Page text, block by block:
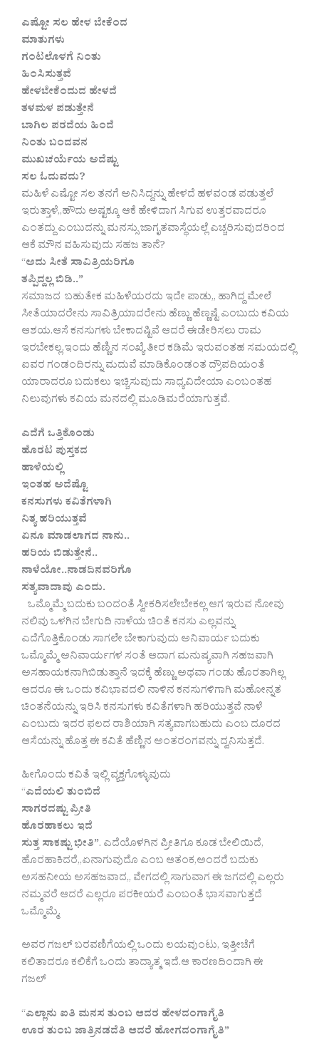
ಎಷ್ಟೋ ಸಲ ಹೇಳ ಬೇಕೆಂದ
ಮಾತುಗಳು
ಗಂಟಲೊಳಗೆ ನಿಂತು
ಹಿಂಸಿಸುತ್ತವೆ
ಹೇಳಬೇಕೆಂದುದ ಹೇಳದೆ
ತಳಮಳ ಪಡುತ್ತೇನೆ
ಬಾಗಿಲ ಪರದೆಯ ಹಿಂದೆ
ನಿಂತು ಬಂದವನ‌
ಮುಖಚರ್ಯೆಯ ಅದೆಷ್ಟು
ಸಲ ಓದುವದು?
ಮಹಿಳೆ ಎಷ್ಟೋ ಸಲ ತನಗೆ ಅನಿಸಿದ್ದನ್ನು ಹೇಳದೆ ಹಳವಂಡ ಪಡುತ್ತಲೆ
ಇರುತ್ತಾಳೆ,,ಹೌದು ಅಷ್ಟಕ್ಕೂ ಆಕೆ ಹೇಳಿದಾಗ ಸಿಗುವ ಉತ್ತರವಾದರೂ
ಎಂತದ್ದು ಎಂಬುದನ್ನು ಮನಸ್ಸು ಜಾಗೃತವಾಸ್ಥೆಯಲ್ಲೆ ಎಚ್ಚರಿಸುವುದರಿಂದ
ಆಕೆ ಮೌನ ವಹಿಸುವುದು ಸಹಜ ತಾನೆ?
“ಅದು ಸೀತೆ ಸಾವಿತ್ರಿಯರಿಗೂ
ತಪ್ಪಿದ್ದಲ್ಲ ಬಿಡಿ..”
ಸಮಾಜದ ಬಹುತೇಕ ಮಹಿಳೆಯರದು ಇದೇ ಪಾಡು,, ಹಾಗಿದ್ದ ಮೇಲೆ
ಸೀತೆಯಾದರೇನು ಸಾವಿತ್ರಿಯಾದರೇನು ಹೆಣ್ಣು ಹೆಣ್ಣಷ್ಟೆ ಎಂಬುದು ಕವಿಯ
ಆಶಯ.ಆಸೆ ಕನಸುಗಳು ಬೇಕಾದಷ್ಟಿವೆ ಆದರೆ ಈಡೇರಿಸಲು ರಾಮ
ಇರಬೇಕಲ್ಲ.ಇಂದು ಹೆಣ್ಣಿನ ಸಂಖ್ಯೆ ತೀರ ಕಡಿಮೆ ಇರುವಂತಹ ಸಮಯದಲ್ಲಿ
ಐವರ ಗಂಡಂದಿರನ್ನು ಮದುವೆ ಮಾಡಿಕೊಂಡಂತ ದ್ರೌಪದಿಯಂತೆ
ಯಾರಾದರೂ ಬದುಕಲು ಇಚ್ಚಿಸುವುದು ಸಾಧ್ಯವಿದೇಯಾ ಎಂಬಂತಹ
ನಿಲುವುಗಳು ಕವಿಯ ಮನದಲ್ಲಿ ಮೂಡಿಮರೆಯಾಗುತ್ತವೆ.
ಎದೆಗೆ‌ ಒತ್ತಿಕೊಂಡು‌
ಹೊರಟ ಪುಸ್ತಕದ
ಹಾಳೆಯಲ್ಲಿ
ಇಂತಹ ಅದೆಷ್ಟೊ
ಕನಸುಗಳು ಕವಿತೆಗಳಾಗಿ
ನಿತ್ಯ ಹರಿಯುತ್ತವೆ
ಏನೂ ಮಾಡಲಾಗದ ನಾನು..
ಹರಿಯ ಬಿಡುತ್ತೇನೆ..
ನಾಳೆಯೋ..ನಾಡದಿನವರಿಗೊ
ಸತ್ಯವಾದಾವು ಎಂದು.
ಒಮ್ಮೊಮ್ಮೆ ಬದುಕು ಬಂದಂತೆ ಸ್ವೀಕರಿಸಲೇಬೇಕಲ್ಲ ಆಗ ಇರುವ ನೋವು
ನಲಿವು ಒಳಗಿನ ಬೇಗುದಿ ನಾಳೆಯ ಚಿಂತೆ ಕನಸು ಎಲ್ಲವನ್ನು
ಎದೆಗೊತ್ತಿಕೊಂಡು ಸಾಗಲೇ ಬೇಕಾಗುವುದು ಅನಿವಾರ್ಯ ಬದುಕು
ಒಮ್ಮೊಮ್ಮೆ ಅನಿವಾರ್ಯಗಳ ಸಂತೆ ಆದಾಗ ಮನುಷ್ಯವಾಗಿ ಸಹಜವಾಗಿ
ಅಸಹಾಯಕನಾಗಿಬಿಡುತ್ತಾನೆ ಇದಕ್ಕೆ ಹೆಣ್ಣು ಅಥವಾ ಗಂಡು ಹೊರತಾಗಿಲ್ಲ
ಆದರೂ ಈ ಒಂದು ಕವಿಭಾವದಲಿ ನಾಳಿನ ಕನಸುಗಳಿಗಾಗಿ ಮಹೋನ್ನತ
ಚಿಂತನೆಯನ್ನು ಇರಿಸಿ ಕನಸುಗಳು ಕವಿತೆಗಳಾಗಿ ಹರಿಯುತ್ತವೆ ನಾಳೆ
ಎಂಬುದು ಇದರ ಫಲದ ರಾಶಿಯಾಗಿ ಸತ್ಯವಾಗಬಹುದು ಎಂಬ ದೂರದ
ಆಸೆಯನ್ನು ಹೊತ್ತ ಈ ಕವಿತೆ ಹೆಣ್ಣಿನ ಅಂತರಂಗವನ್ನು ದ್ವನಿಸುತ್ತದೆ.
ಹೀಗೊಂದು ಕವಿತೆ ಇಲ್ಲಿ ವ್ಯಕ್ತಗೊಳ್ಳುವುದು
“ಎದೆಯಲಿ ತುಂಬಿದೆ
ಸಾಗರದಷ್ಟು‌ ಪ್ರೀತಿ
ಹೊರಹಾಕಲು ಇದೆ
ಸುತ್ತ ಸಾಕಷ್ಟು ಭೀತಿ”. ಎದೆಯೊಳಗಿನ ಪ್ರೀತಿಗೂ ಕೂಡ ಬೇಲಿಯಿದೆ,
ಹೊರಹಾಕಿದರೆ,,ಏನಾಗುವುದೊ ಎಂಬ ಆತಂಕ,ಅಂದರೆ ಬದುಕು
ಅಸಹನೀಯ ಅಸಹಜವಾದ,, ವೇಗದಲ್ಲಿ ಸಾಗುವಾಗ ಈ ಜಗದಲ್ಲಿ ಎಲ್ಲರು
ನಮ್ಮವರೆ ಆದರೆ ಎಲ್ಲರೂ ಪರಕೀಯರೆ ಎಂಬಂತೆ ಭಾಸವಾಗುತ್ತದೆ
ಒಮ್ಮೊಮ್ಮೆ.
ಅವರ ಗಜಲ್ ಬರವಣಿಗೆಯಲ್ಲಿ ಒಂದು ಲಯವುಂಟು, ಇತ್ತೀಚೆಗೆ
ಕಲಿತಾದರೂ ಕಲಿಕೆಗೆ ಒಂದು ತಾದ್ಯಾತ್ಮ ಇದೆ.ಆ ಕಾರಣದಿಂದಾಗಿ ಈ
ಗಜಲ್
“ಎಲ್ಲಾನು ಐತಿ‌ ಮನಸ ತುಂಬ ಆದರ ಹೇಳದಂಗಾಗೈತಿ
ಊರ ತುಂಬ ಜಾತ್ರಿ‌ನಡದೆತಿ ಆದರೆ ಹೋಗದಂಗಾಗೈತಿ”